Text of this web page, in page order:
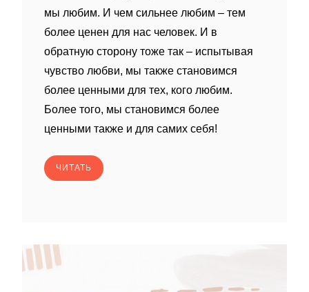
мы любим. И чем сильнее любим – тем
более ценен для нас человек. И в
обратную сторону тоже так – испытывая
чувство любви, мы также становимся
более ценными для тех, кого любим.
Более того, мы становимся более
ценными также и для самих себя!
ЧИТАТЬ